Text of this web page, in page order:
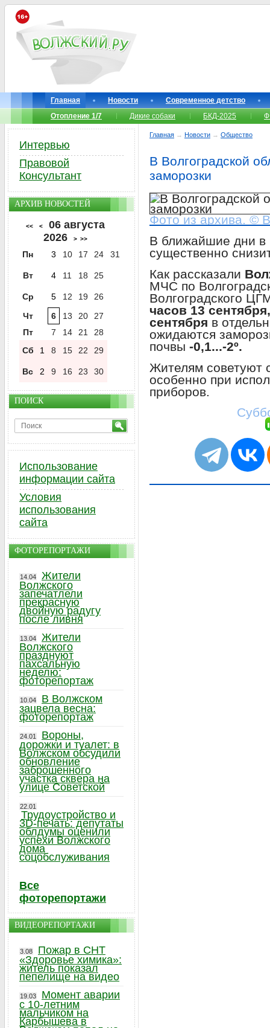
Главная Новости
Современное детство
Отопление 1/7
Дикие собаки БКД-2025
Главная → Новости → Общество
В Волгоградской
заморозки
Фото из архива. ©
В ближайшие дни в
существенно
Как рассказали
МЧС по
Волгоградского
часов 13
сентября в
ожидаются
почвы -0,1...-2º.
Жителям советуют
особенно при
приборов.
Интервью
Правовой
Консультант
АРХИВ НОВОСТЕЙ
<< <
06 августа
2026
> >>
Пн 3 10 17 24 31
Вт 4 11 18 25
Ср 5 12 19
26
Чт
6 13 20
27
Пт
7 14 21
28
Сб
1 8 15 22 29
Вс 2 9 16 23 30
ПОИСК
Использование
информации сайта
Условия
использования
сайта
ФОТОРЕПОРТАЖИ
14.04
Жители
Волжского
запечатлели
прекрасную
двойную радугу
после ливня
13.04
Жители
Волжского
празднуют
пахсальную
неделю:
фоторепортаж
10.04
В Волжском
зацвела весна:
фоторепортаж
24.01
Вороны,
дорожки и туалет: в
Волжском обсудили
обновление
заброшенного
участка сквера на
улице Советской
22.01
Трудоустройство и
3D-печать: депутаты
облдумы оценили
успехи Волжского
дома
соцобслуживания
Все
фоторепортажи
ВИДЕОРЕПОРТАЖИ
3.08
Пожар в СНТ
«Здоровье химика»:
житель показал
пепелище на видео
19.03
Момент аварии
с 10-летним
мальчиком на
Карбышева в